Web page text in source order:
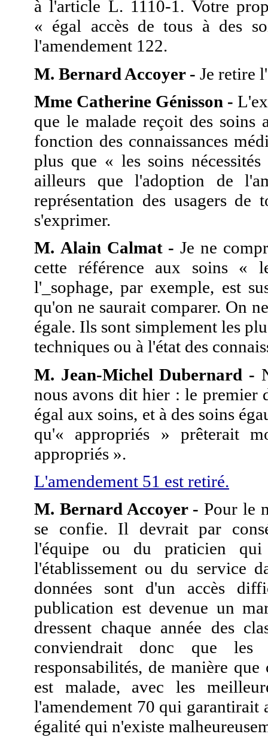
à l'article L. 1110-1. Votre
« égal accès de tous à des
l'amendement 122.
M. Bernard Accoyer - Je retire
Mme Catherine Génisson -
que le malade reçoit des soins
fonction des connaissances
plus que « les soins
ailleurs que l'adoption de
représentation des usagers
s'exprimer.
M. Alain Calmat - Je ne
cette référence aux soins «
l'_sophage, par exemple, est
qu'on ne saurait comparer. On
égale. Ils sont simplement les
techniques ou à l'état des
M. Jean-Michel Dubernard -
nous avons dit hier : le premier
égal aux soins, et à des soins
qu'« appropriés » prêterait
appropriés ».
L'amendement 51 est retiré.
M. Bernard Accoyer - Pour le
se confie. Il devrait par
l'équipe ou du praticien
l'établissement ou du service
données sont d'un accès
publication est devenue un
dressent chaque année des
conviendrait donc que les
responsabilités, de manière
est malade, avec les
l'amendement 70 qui garantirait
égalité qui n'existe